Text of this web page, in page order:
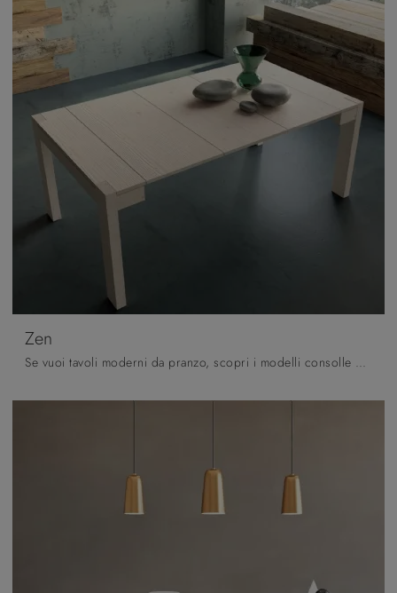
Zen
Se vuoi tavoli moderni da pranzo, scopri i modelli consolle di Fratelli Mirandola: clicca e scopri il modello Zen in legno.